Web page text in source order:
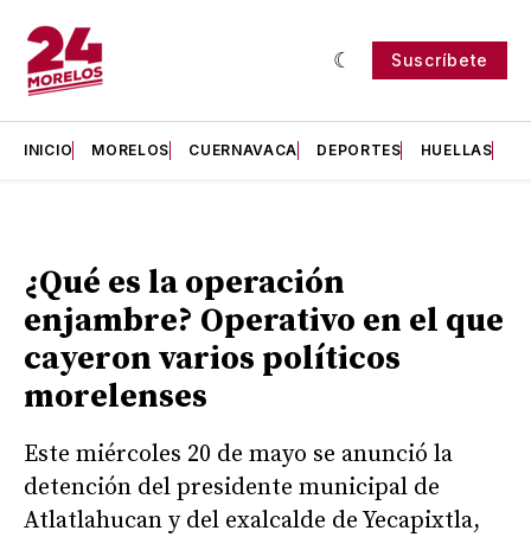
Suscríbete
INICIO MORELOS CUERNAVACA DEPORTES HUELLAS
¿Qué es la operación
enjambre? Operativo en el que
cayeron varios políticos
morelenses
Este miércoles 20 de mayo se anunció la
detención del presidente municipal de
Atlatlahucan y del exalcalde de Yecapixtla,